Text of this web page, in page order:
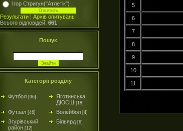
Ігор Стригун("Атлетік")
Результати | Архів опитувань
Всього відповідей: 661
Пошук
Категорії розділу
Футбол [96]
Яготинська
ДЮСШ [18]
Футзал [46] Волейбол [4]
Згурівський
район [12]
Більярд [6]
5
6
7
8
9
10
11